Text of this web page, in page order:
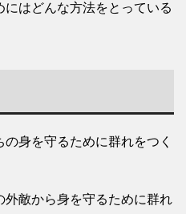
はどんな方法をとっている
身を守るために群れをつく
敵から身を守るために群れ